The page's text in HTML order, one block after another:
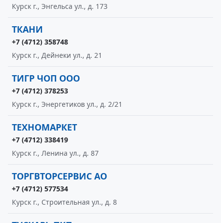
Курск г., Энгельса ул., д. 173
ТКАНИ
+7 (4712) 358748
Курск г., Дейнеки ул., д. 21
ТИГР ЧОП ООО
+7 (4712) 378253
Курск г., Энергетиков ул., д. 2/21
ТЕХНОМАРКЕТ
+7 (4712) 338419
Курск г., Ленина ул., д. 87
ТОРГВТОРСЕРВИС АО
+7 (4712) 577534
Курск г., Строительная ул., д. 8